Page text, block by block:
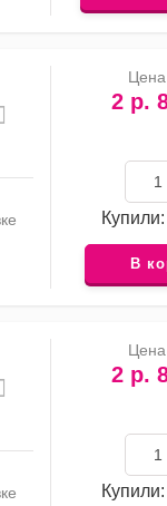
2 р.
В
2 р.